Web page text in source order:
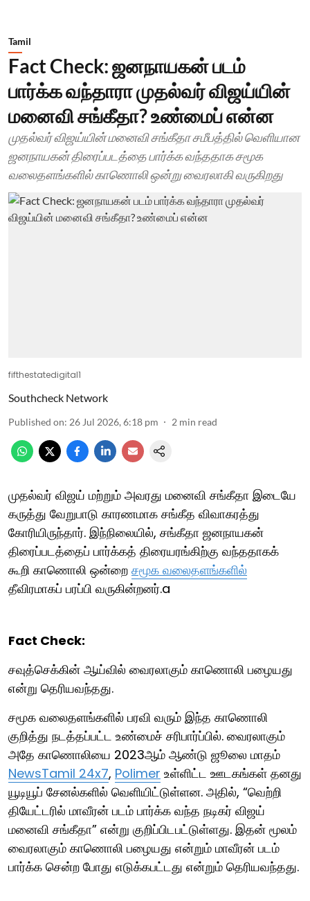
Tamil
Fact Check: ஜனநாயகன் படம்
பார்க்க வந்தாரா முதல்வர் விஜய்யின்
மனைவி சங்கீதா? உண்மைப் என்ன
முதல்வர் விஜய்யின் மனைவி சங்கீதா சமீபத்தில் வெளியான
ஜனநாயகன் திரைப்படத்தை பார்க்க வந்ததாக சமூக
வலைதளங்களில் காணொலி ஒன்று வைரலாகி வருகிறது
fifthestatedigital1
Southcheck Network
Published on: 26 Jul 2026, 6:18 pm 2 min read
முதல்வர் விஜய் மற்றும் அவரது மனைவி சங்கீதா இடையே
கருத்து வேறுபாடு காரணமாக சங்கீத விவாகரத்து
கோரியிருந்தார். இந்நிலையில், சங்கீதா ஜனநாயகன்
திரைப்படத்தைப் பார்க்கத் திரையரங்கிற்கு வந்ததாகக்
கூறி காணொலி ஒன்றை சமூக வலைதளங்களில்
தீவிரமாகப் பரப்பி வருகின்றனர்.a
Fact Check:
சவுத்செக்கின் ஆய்வில் வைரலாகும் காணொலி பழையது
என்று தெரியவந்தது.
சமூக வலைதளங்களில் பரவி வரும் இந்த காணொலி
குறித்து நடத்தப்பட்ட உண்மைச் சரிபார்ப்பில். வைரலாகும்
அதே காணொலியை 2023ஆம் ஆண்டு ஜூலை மாதம்
NewsTamil 24x7, Polimer உள்ளிட்ட ஊடகங்கள் தனது
யூடியூப் சேனல்களில் வெளியிட்டுள்ளன. அதில், “வெற்றி
தியேட்டரில் மாவீரன் படம் பார்க்க வந்த நடிகர் விஜய்
மனைவி சங்கீதா” என்று குறிப்பிடபட்டுள்ளது. இதன் மூலம்
வைரலாகும் காணொலி பழையது என்றும் மாவீரன் படம்
பார்க்க சென்ற போது எடுக்கபட்டது என்றும் தெரியவந்தது.